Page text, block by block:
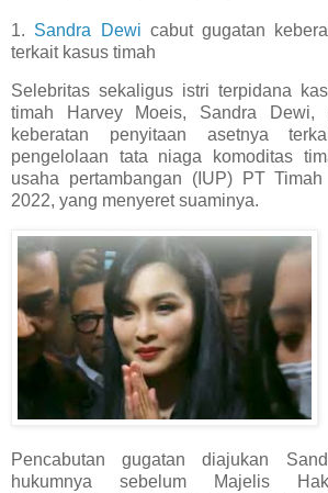
1. Sandra Dewi cabut gugatan
terkait kasus timah
Selebritas sekaligus istri terpidana
timah Harvey Moeis, Sandra Dewi,
keberatan penyitaan asetnya
pengelolaan tata niaga komoditas
usaha pertambangan (IUP) PT
2022, yang menyeret suaminya.
Pencabutan gugatan diajukan
hukumnya sebelum Majelis